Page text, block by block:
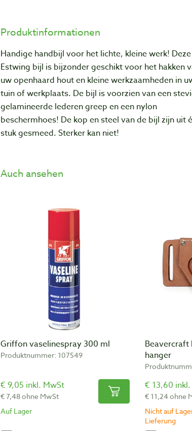
Produktinformationen
Handige handbijl voor het lichte, kleine werk! Deze
Estwing bijl is bijzonder geschikt voor het hakken
uw openhaard hout en kleine werkzaamheden in
tuin of werkplaats. De bijl is voorzien van een
gelamineerde lederen greep en een nylon
beschermhoes! De kop en steel van de bijl zijn uit
stuk gesmeed. Sterker kan niet!
Auch ansehen
Griffon vaselinespray 300 ml
Produktnummer: 107549
€ 9,05 inkl. MwSt
€ 7,48 ohne MwSt
Auf Lager
hanger
€ 13,60
€ 11,24 ohne
Nicht auf
Lieferung